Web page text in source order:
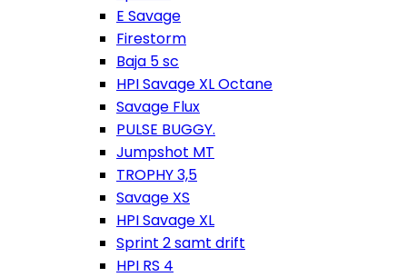
E Savage
Firestorm
Baja 5 sc
HPI Savage XL Octane
Savage Flux
PULSE BUGGY.
Jumpshot MT
TROPHY 3,5
Savage XS
HPI Savage XL
Sprint 2 samt drift
HPI RS 4